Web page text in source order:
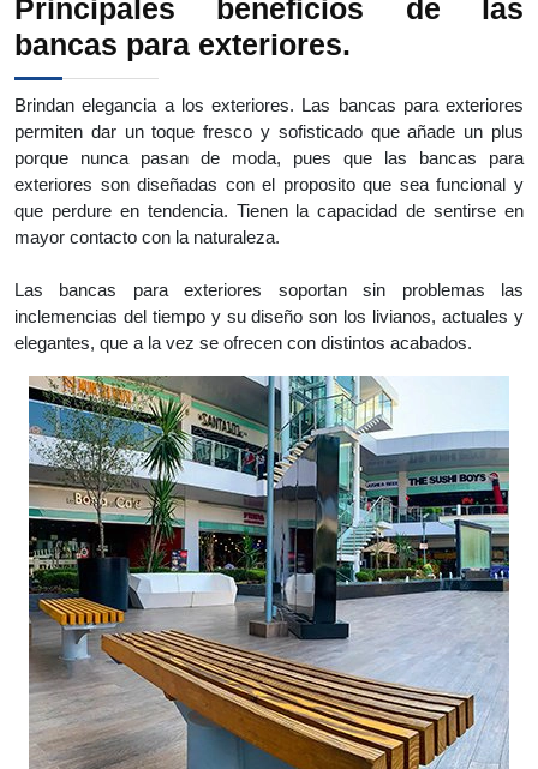
Principales beneficios de las
bancas para exteriores.
Brindan elegancia a los exteriores. Las bancas para exteriores
permiten dar un toque fresco y sofisticado que añade un plus
porque nunca pasan de moda, pues que las bancas para
exteriores son diseñadas con el proposito que sea funcional y
que perdure en tendencia. Tienen la capacidad de sentirse en
mayor contacto con la naturaleza.
Las bancas para exteriores soportan sin problemas las
inclemencias del tiempo y su diseño son los livianos, actuales y
elegantes, que a la vez se ofrecen con distintos acabados.